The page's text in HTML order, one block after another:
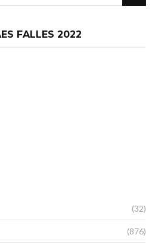
FALLES 2022
(32)
(876)